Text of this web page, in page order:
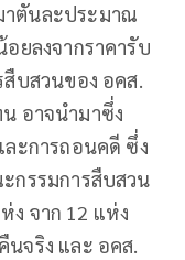
าตันละประมาณ
ยลงจากราคารับ
สืบสวนของ อคส.
อาจนำมาซึ่ง
ะการถอนคดี ซึ่ง
กรรมการสืบสวน
ง จาก 12 แห่ง
จริง และ อคส.